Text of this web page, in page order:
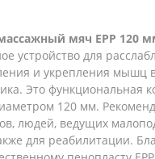
мяч EPP 120
устройство для
и укрепления мышц
Это функциональная
120 мм.
людей, ведущих
для реабилитации.